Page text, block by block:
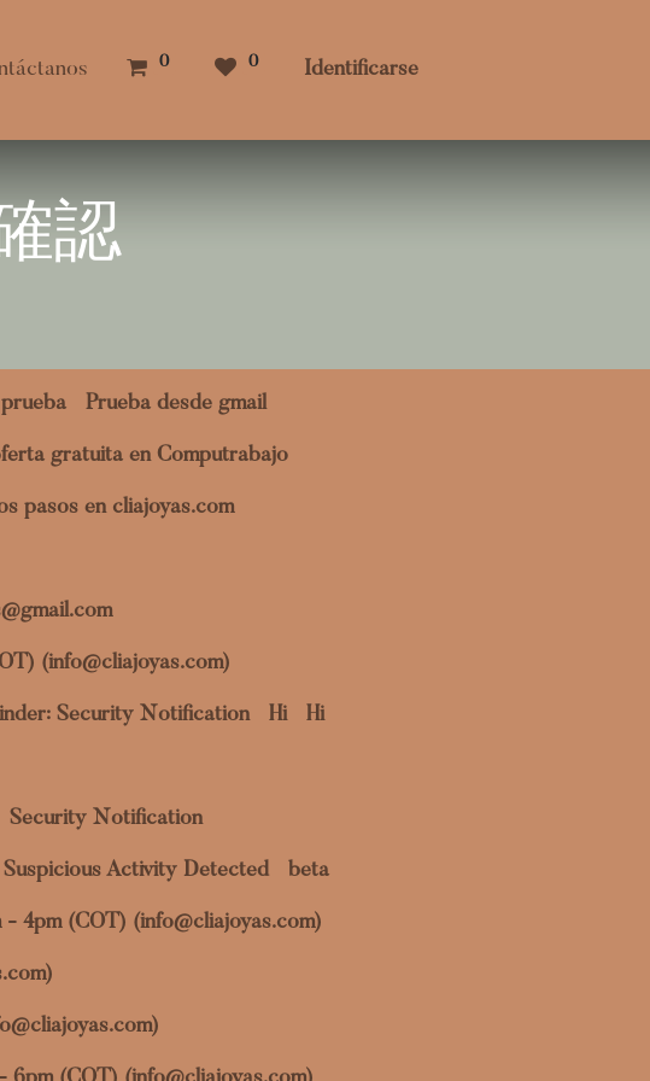
0 0 Identificarse
認
prueba Prueba desde gmail
gratuita en Computrabajo
pasos en cliajoyas.com
(info@cliajoyas.com)
Security Notification Hi Hi
Security Notification
Suspicious Activity Detected beta
4pm (COT) (info@cliajoyas.com)